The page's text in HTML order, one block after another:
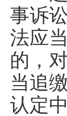
事诉
法应
的，
当追
认定